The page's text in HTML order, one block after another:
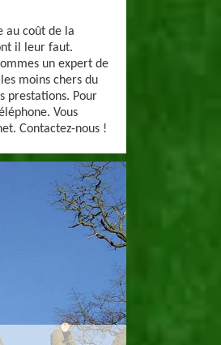
au coût de la
il leur faut.
un expert de
moins chers du
prestations. Pour
Vous
Contactez-nous !